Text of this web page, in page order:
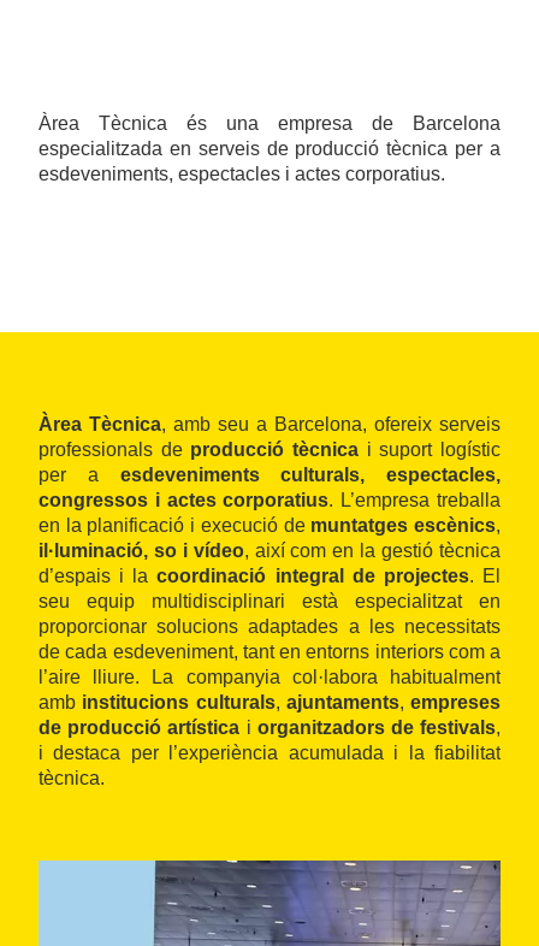
Àrea Tècnica és una empresa de Barcelona
especialitzada en serveis de producció tècnica per a
esdeveniments, espectacles i actes corporatius.
Àrea Tècnica, amb seu a Barcelona, ofereix serveis
professionals de producció tècnica i suport logístic
per a esdeveniments culturals, espectacles,
congressos i actes corporatius. L’empresa treballa
en la planificació i execució de muntatges escènics,
il·luminació, so i vídeo, així com en la gestió tècnica
d’espais i lacoordinació integral de projectes. El
seu equip multidisciplinari està especialitzat en
proporcionar solucions adaptades a les necessitats
de cada esdeveniment, tant en entorns interiors com a
l’aire lliure. La companyia col·labora habitualment
amb institucions culturals, ajuntaments, empreses
de producció artística i organitzadors de festivals,
i destaca per l’experiència acumulada i la fiabilitat
tècnica.